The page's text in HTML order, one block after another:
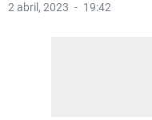
2 abril, 2023 19:42